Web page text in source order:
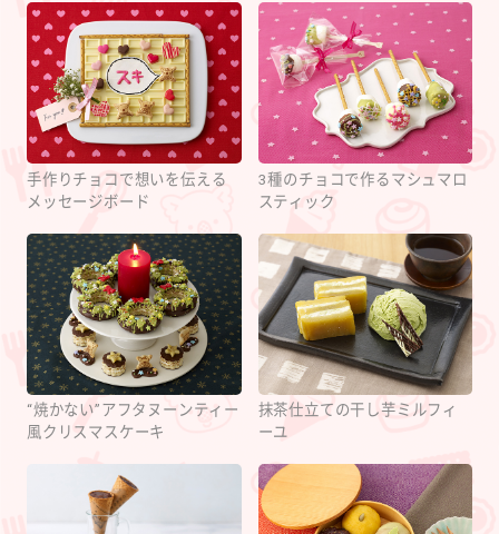
手作りチョコで想いを伝える
メッセージボード
3種のチョコで作るマシュマロ
スティック
“焼かない”アフタヌーンティー
風クリスマスケーキ
抹茶仕立ての干し芋ミルフィ
ーユ